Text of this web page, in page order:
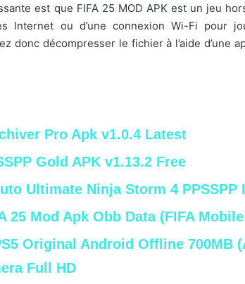
est que FIFA 25 MOD APK est un jeu
Internet ou d’une connexion Wi-Fi pour
donc décompresser le fichier à l’aide d’une
Pro Apk v1.0.4 Latest
Gold APK v1.13.2 Free
Ultimate Ninja Storm 4 PPSSPP
25 Mod Apk Obb Data (FIFA
Original Android Offline 700MB
Full HD